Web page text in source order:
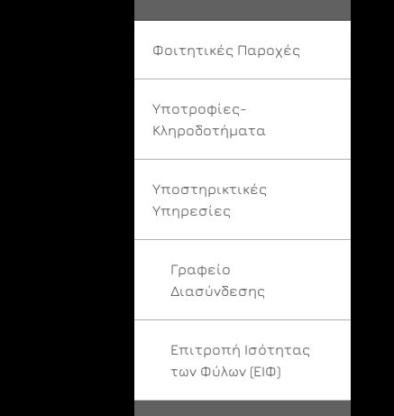
Φοιτητικές Παροχές
Υποτροφίες-
Κληροδοτήματα
Υποστηρικτικές
Υπηρεσίες
Γραφείο
Διασύνδεσης
Επιτροπή Ισότητας
των Φύλων (ΕΙΦ)